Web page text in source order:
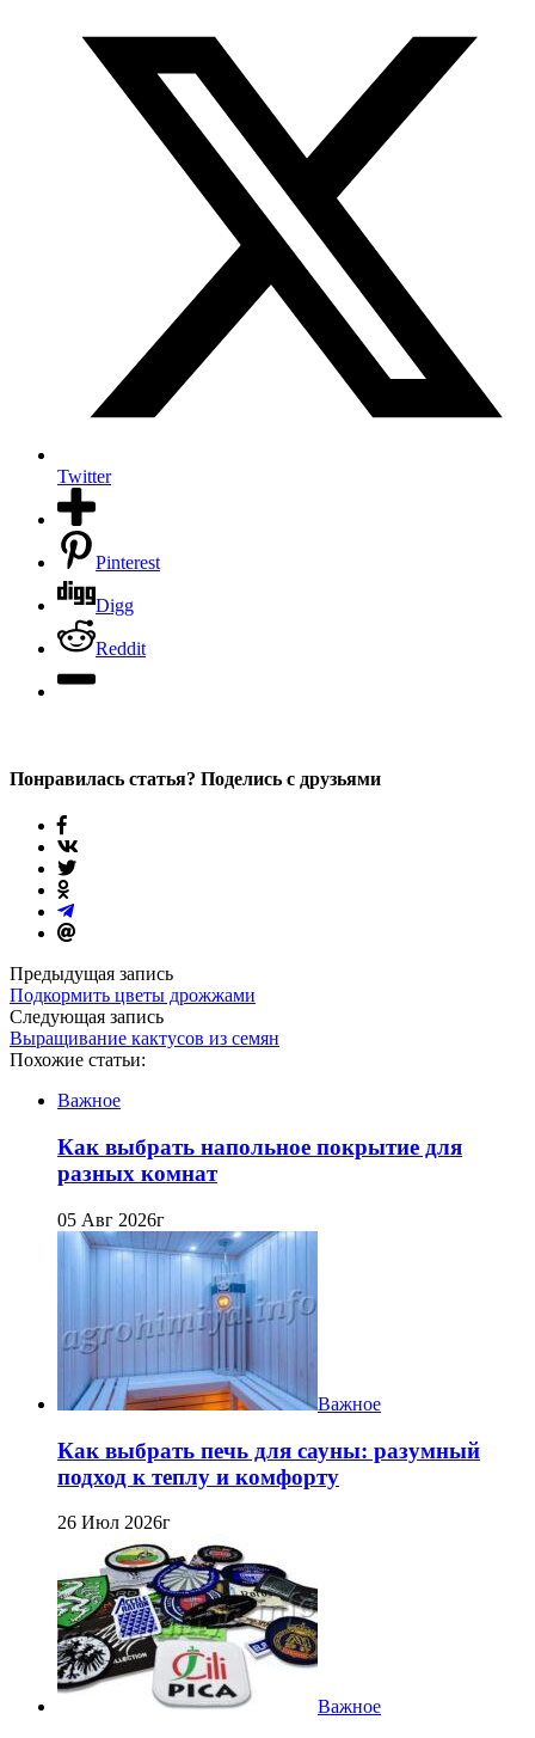
Twitter
Pinterest
Digg
Reddit
Понравилась статья? Поделись с друзьями
Предыдущая запись
Подкормить цветы дрожжами
Следующая запись
Выращивание кактусов из семян
Похожие статьи:
Важное
Как выбрать напольное покрытие для
разных комнат
05 Авг 2026г
Важное
Как выбрать печь для сауны: разумный
подход к теплу и комфорту
26 Июл 2026г
Важное